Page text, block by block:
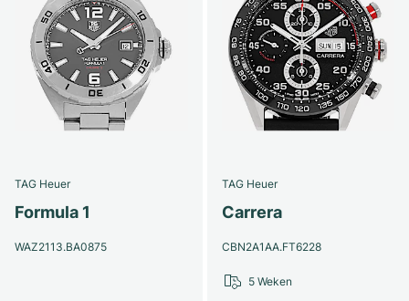
TAG Heuer
Formula 1
WAZ2113.BA0875
TAG Heuer
Carrera
CBN2A1AA.FT6228
5 Weken